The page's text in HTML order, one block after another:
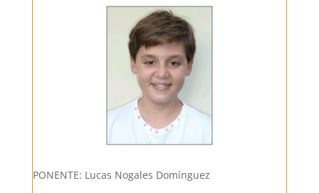
PONENTE: Lucas Nogales Domínguez